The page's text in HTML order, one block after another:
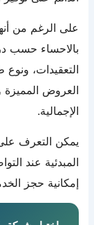
على الرغم من
بالاحساء حسب
التعقيدات، ونوع
العروض
الإجمالية.
يمكن التعرف
المبدئية عند
إمكانية حجز